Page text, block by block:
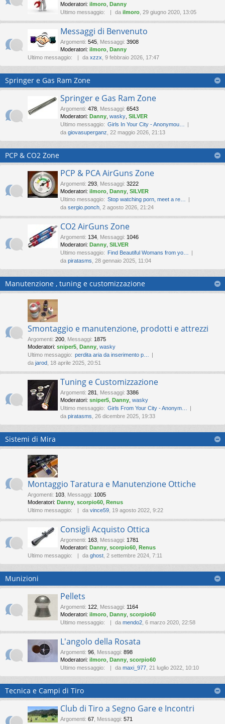
Moderatori: ilmoro Danny
Ultimo messaggio:
da ilmoro , 29 giugno 2020, 13:05
Messaggi di Benvenuto
Argomenti: 545 Messaggi: 3908
Moderatori: ilmoro Danny
Ultimo messaggio:
da xzzx , 9 febbraio 2026, 17:47
Springer e Gas Ram Zone
Springer e Gas Ram Zone
Argomenti: 478 Messaggi: 6543
Moderatori: Danny wasky SILVER
Ultimo messaggio: Girls In Your City - Anonymou…
da giovasuperganz , 22 maggio 2026, 21:13
PCP & CO2 Zone
PCP & PCA AirGuns Zone
Argomenti: 293 Messaggi: 3222
Moderatori: ilmoro Danny SILVER
Ultimo messaggio: Stop watching porn, meet a re…
da sergio.ponch , 2 agosto 2026, 21:24
CO2 AirGuns Zone
Argomenti: 134 Messaggi: 1046
Moderatori: Danny SILVER
Ultimo messaggio: Find Beautiful Womans from yo…
da piratasms , 28 gennaio 2025, 11:04
Manutenzione , tuning e customizzazione
Smontaggio e manutenzione, prodotti e attrezzi
Argomenti: 200 Messaggi: 1875
Moderatori: sniper5 Danny wasky
Ultimo messaggio: perdita aria da inserimento p…
da jarod , 18 aprile 2025, 20:51
Tuning e Customizzazione
Argomenti: 281 Messaggi: 3386
Moderatori: sniper5 Danny wasky
Ultimo messaggio: Girls From Your City - Anonym…
da piratasms , 26 dicembre 2025, 19:33
Sistemi di Mira
Montaggio Taratura e Manutenzione Ottiche
Argomenti: 103 Messaggi: 1005
Moderatori: Danny scorpio60 Renus
Ultimo messaggio:
da vince59 , 19 agosto 2022, 9:22
Consigli Acquisto Ottica
Argomenti: 163 Messaggi: 1781
Moderatori: Danny scorpio60 Renus
Ultimo messaggio:
da ghost , 2 settembre 2024, 7:11
Munizioni
Pellets
Argomenti: 122 Messaggi: 1164
Moderatori: ilmoro Danny scorpio60
Ultimo messaggio:
da mendo2 , 6 marzo 2020, 22:58
L'angolo della Rosata
Argomenti: 96 Messaggi: 898
Moderatori: ilmoro Danny scorpio60
Ultimo messaggio:
da maxi_977 , 21 luglio 2022, 10:10
Tecnica e Campi di Tiro
Club di Tiro a Segno Gare e Incontri
Argomenti: 67 Messaggi: 571